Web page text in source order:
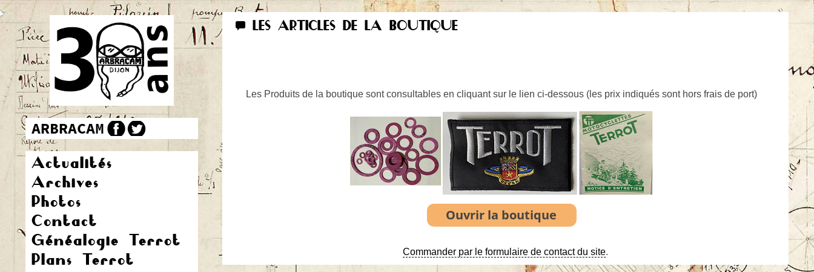
Actualités
Archives
Photos
Contact
Généalogie Terrot
Plans Terrot
LES ARTICLES DE LA BOUTIQUE
Les Produits de la boutique sont consultables en cliquant sur le lien ci-dessous ( les prix indiqués sont hors frais de port)
Commander par le formulaire de contact du site.